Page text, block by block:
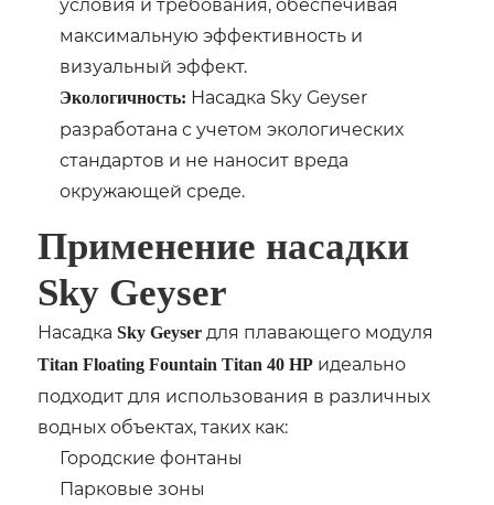
максимальную эффективность и
визуальный эффект.
Экологичность: Насадка Sky Geyser
разработана с учетом экологических
стандартов и не наносит вреда
окружающей среде.
Применение насадки
Sky Geyser
НасадкаSky Geyser для плавающего модуля
Titan Floating Fountain Titan 40 HP идеально
подходит для использования в различных
водных объектах, таких как:
Городские фонтаны
Парковые зоны